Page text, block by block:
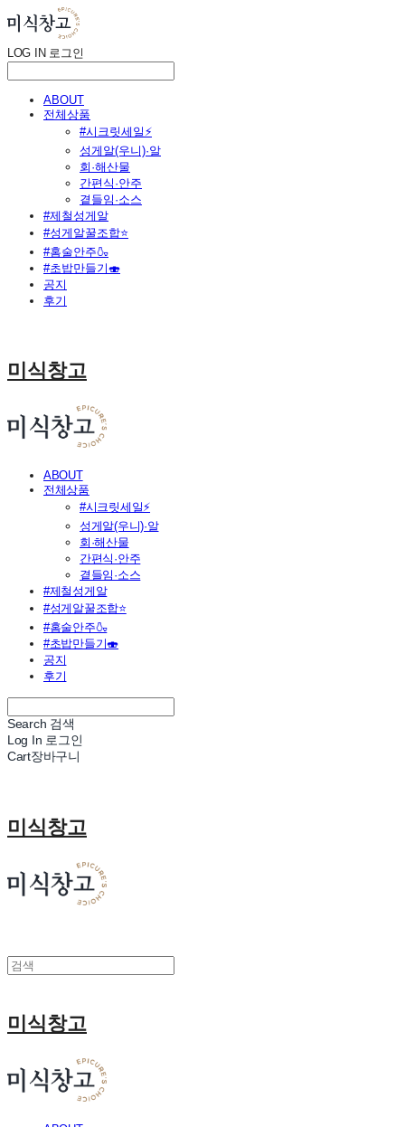
LOG IN 로그인
ABOUT
전체상품
#시크릿세일⚡
성게알(우니)·알
회·해산물
간편식·안주
곁들임·소스
#제철성게알
#성게알꿀조합⭐
#홈술안주🍶
#초밥만들기🍣
공지
후기
미식창고
ABOUT
전체상품
#시크릿세일⚡
성게알(우니)·알
회·해산물
간편식·안주
곁들임·소스
#제철성게알
#성게알꿀조합⭐
#홈술안주🍶
#초밥만들기🍣
공지
후기
Search 검색
Log In 로그인
Cart장바구니
미식창고
미식창고